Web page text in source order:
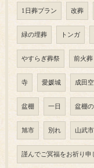
1日葬プラン 改葬
緑の埋葬 トンガ
やすらぎ葬祭 前火葬
寺 愛媛城 成田
盆棚 一日 盆棚
旭市 別れ 山武
謹んでご冥福をお祈り申